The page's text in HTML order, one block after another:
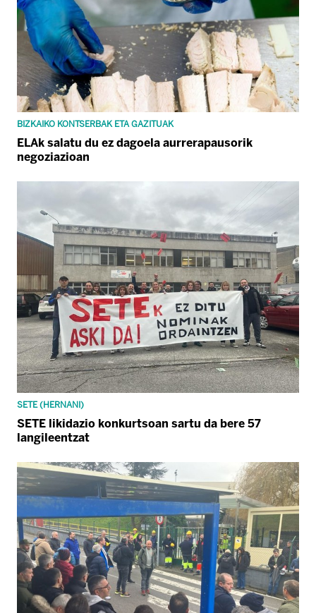
BIZKAIKO KONTSERBAK ETA GAZITUAK
ELAk salatu du ez dagoela aurrerapausorik
negoziazioan
SETE (HERNANI)
SETE likidazio konkurtsoan sartu da bere 57
langileentzat